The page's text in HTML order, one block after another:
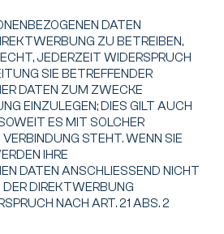
DATEN
ZU BETREIBEN,
JEDERZEIT WIDERSPRUCH
SIE BETREFFENDER
DATEN ZUM ZWECKE
EINZULEGEN; DIES GILT AUCH
ES MIT SOLCHER
STEHT. WENN SIE
IHRE
DATEN ANSCHLIESSEND NICHT
DIREKTWERBUNG
NACH ART. 21 ABS. 2